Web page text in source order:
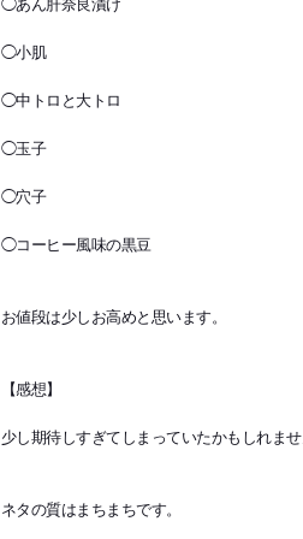
◯小肌
◯中トロと大トロ
◯玉子
◯穴子
◯コーヒー風味の黒豆
お値段は少しお高めと思います。
【感想】
少し期待しすぎてしまっていたかもしれま
ネタの質はまちまちです。